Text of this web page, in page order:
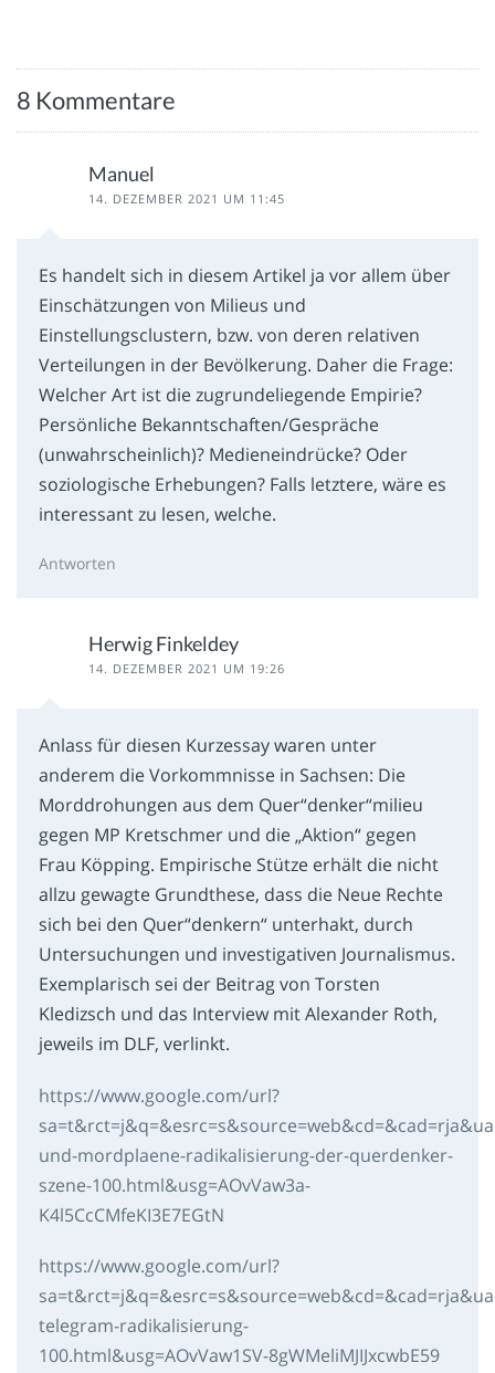
8 Kommentare
Manuel
14. DEZEMBER 2021 UM 11:45
Es handelt sich in diesem Artikel ja vor allem über
Einschätzungen von Milieus und
Einstellungsclustern, bzw. von deren relativen
Verteilungen in der Bevölkerung. Daher die Frage:
Welcher Art ist die zugrundeliegende Empirie?
Persönliche Bekanntschaften/Gespräche
(unwahrscheinlich)? Medieneindrücke? Oder
soziologische Erhebungen? Falls letztere, wäre es
interessant zu lesen, welche.
Antworten
Herwig Finkeldey
14. DEZEMBER 2021 UM 19:26
Anlass für diesen Kurzessay waren unter
anderem die Vorkommnisse in Sachsen: Die
Morddrohungen aus dem Quer“denker“milieu
gegen MP Kretschmer und die „Aktion“ gegen
Frau Köpping. Empirische Stütze erhält die nicht
allzu gewagte Grundthese, dass die Neue Rechte
sich bei den Quer“denkern“ unterhakt, durch
Untersuchungen und investigativen Journalismus.
Exemplarisch sei der Beitrag von Torsten
Kledizsch und das Interview mit Alexander Roth,
jeweils im DLF, verlinkt.
https://www.google.com/url?
und-mordplaene-radikalisierung-der-querdenker-
szene-100.html&usg=AOvVaw3a-
K4l5CcCMfeKI3E7EGtN
https://www.google.com/url?
telegram-radikalisierung-
100.html&usg=AOvVaw1SV-8gWMeliMJIJxcwbE59